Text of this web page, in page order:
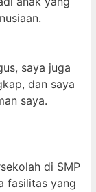
saya juga
dan saya
saya.
di SMP
fasilitas yang